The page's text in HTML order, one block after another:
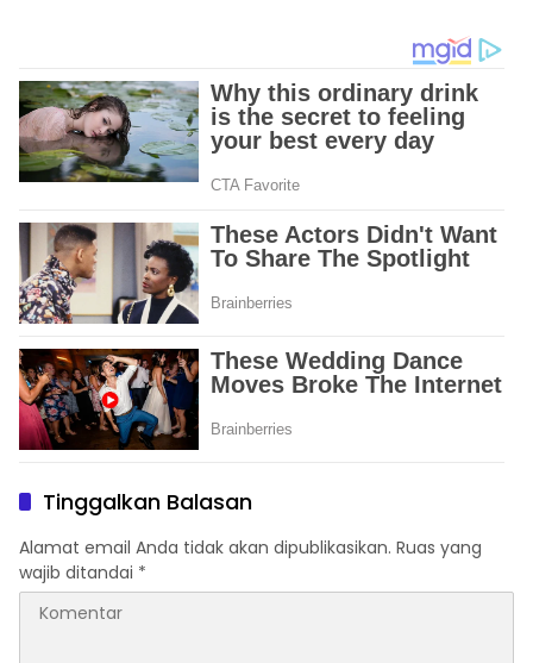
Tinggalkan Balasan
Alamat email Anda tidak akan dipublikasikan. Ruas yang
wajib ditandai *